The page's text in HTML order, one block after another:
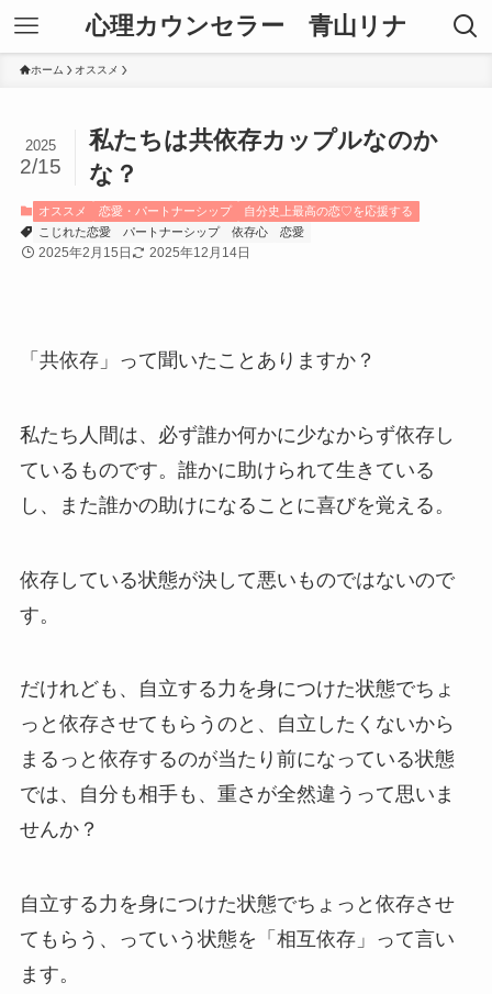
心理カウンセラー 青山リナ
ホーム オススメ
私たちは共依存カップルなのか
な？
2025
2/15
オススメ 恋愛・パートナーシップ
自分史上最高の恋♡を応援する
こじれた恋愛
パートナーシップ 依存心 恋愛
2025年2月15日 2025年12月14日
「共依存」って聞いたことありますか？
私たち人間は、必ず誰か何かに少なからず依存し
ているものです。誰かに助けられて生きている
し、また誰かの助けになることに喜びを覚える。
依存している状態が決して悪いものではないので
す。
だけれども、自立する力を身につけた状態でちょ
っと依存させてもらうのと、自立したくないから
まるっと依存するのが当たり前になっている状態
では、自分も相手も、重さが全然違うって思いま
せんか？
自立する力を身につけた状態でちょっと依存させ
てもらう、っていう状態を「相互依存」って言い
ます。